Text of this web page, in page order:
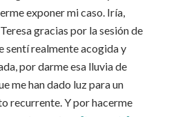
exponer mi caso. Iría,
gracias por la sesión de
sentí realmente acogida y
por darme esa lluvia de
me han dado luz para un
recurrente. Y por hacerme